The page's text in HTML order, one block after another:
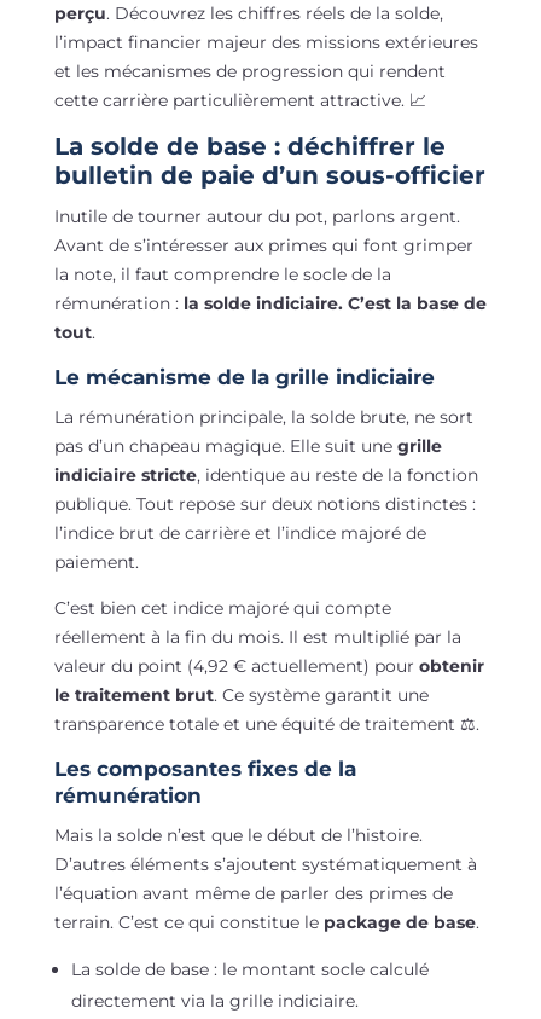
perçu. Découvrez les chiffres réels de la solde,
l’impact financier majeur des missions extérieures
et les mécanismes de progression qui rendent
cette carrière particulièrement attractive. 📈
La solde de base : déchiffrer le
bulletin de paie d’un sous-officier
Inutile de tourner autour du pot, parlons argent.
Avant de s’intéresser aux primes qui font grimper
la note, il faut comprendre le socle de la
rémunération : la solde indiciaire. C’est la base de
tout.
Le mécanisme de la grille indiciaire
La rémunération principale, la solde brute, ne sort
pas d’un chapeau magique. Elle suit une grille
indiciaire stricte, identique au reste de la fonction
publique. Tout repose sur deux notions distinctes :
l’indice brut de carrière et l’indice majoré de
paiement.
C’est bien cet indice majoré qui compte
réellement à la fin du mois. Il est multiplié par la
valeur du point (4,92 € actuellement) pour obtenir
le traitement brut. Ce système garantit une
transparence totale et une équité de traitement ⚖️.
Les composantes fixes de la
rémunération
Mais la solde n’est que le début de l’histoire.
D’autres éléments s’ajoutent systématiquement à
l’équation avant même de parler des primes de
terrain. C’est ce qui constitue le package de base.
La solde de base : le montant socle calculé
directement via la grille indiciaire.